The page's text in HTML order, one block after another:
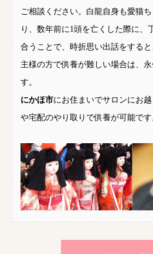
ご相談ください。白龍自身も愛猫
り、数年前に1頭を亡くした際に、
合うことで、時折思い出話をする
主様の方で供養が難しい場合は、
す。
にかほ市にお住まいでサロンにお
や宅配のやり取りで供養が可能です